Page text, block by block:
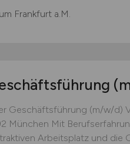
Frankfurt a.M.
Geschäftsführung (m/w/d)
München Mit
Arbeitsplatz und die